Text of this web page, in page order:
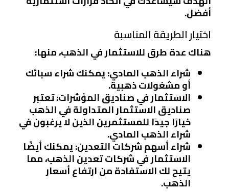
أفضل.
اختيار الطريقة المناسبة
هناك عدة طرق للاستثمار في الذهب، منها:
شراء الذهب المادي: يمكنك شراء سبائك
أو مشغولات ذهبية.
الاستثمار في صناديق المؤشرات: تعتبر
صناديق الاستثمار المتداولة في الذهب
خيارًا جيدًا للمستثمرين الذين لا يرغبون في
شراء الذهب المادي.
شراء أسهم شركات التعدين: يمكنك أيضًا
الاستثمار في شركات تعدين الذهب، مما
يتيح لك الاستفادة من ارتفاع أسعار
الذهب.